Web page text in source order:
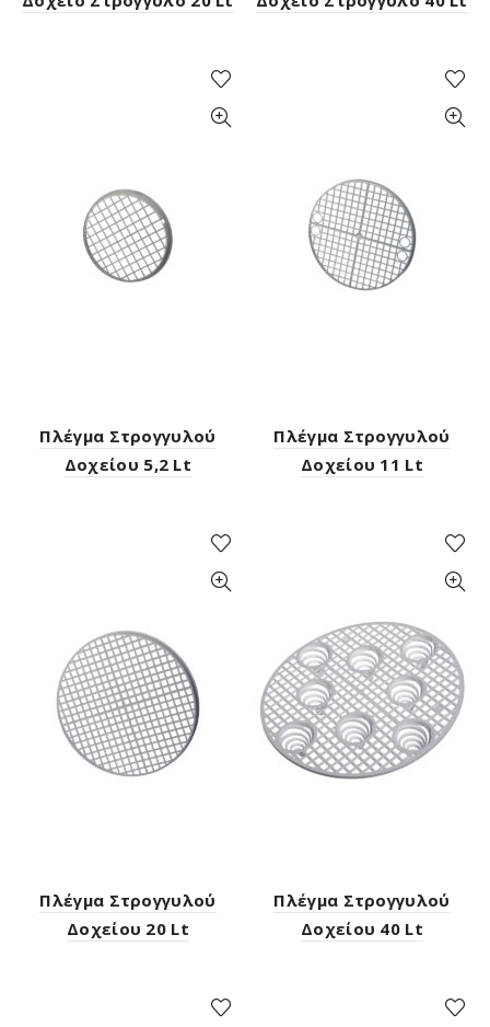
Πλέγμα Στρογγυλού
Δοχείου 5,2 Lt
Πλέγμα Στρογγυλού
Δοχείου 11 Lt
Πλέγμα Στρογγυλού
Δοχείου 20 Lt
Πλέγμα Στρογγυλού
Δοχείου 40 Lt